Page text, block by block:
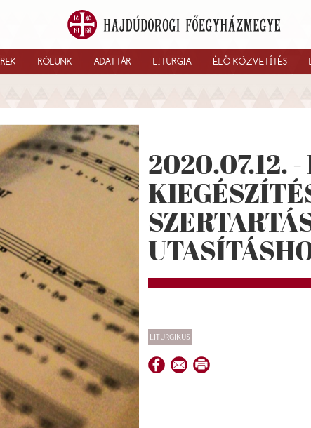
RÓLUNK ADATTÁR LITURGIA ÉLŐ KÖZVETÍTÉS
2020.07.12. -
LITURGIKUS